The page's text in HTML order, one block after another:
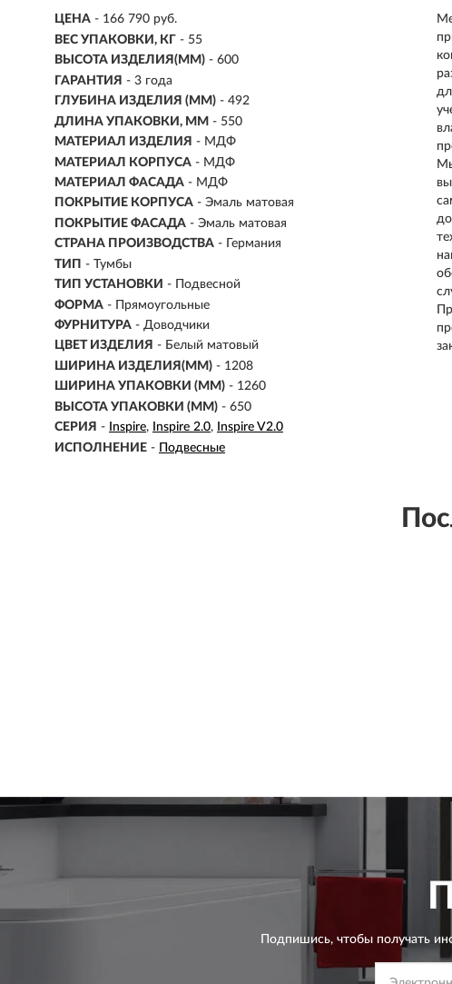
ЦЕНА - 166 790 руб.
ВЕС УПАКОВКИ, КГ - 55
ВЫСОТА ИЗДЕЛИЯ(ММ) - 600
ГАРАНТИЯ - 3 года
ГЛУБИНА ИЗДЕЛИЯ (ММ) - 492
ДЛИНА УПАКОВКИ, ММ - 550
МАТЕРИАЛ ИЗДЕЛИЯ - МДФ
МАТЕРИАЛ КОРПУСА - МДФ
МАТЕРИАЛ ФАСАДА - МДФ
ПОКРЫТИЕ КОРПУСА - Эмаль матовая
ПОКРЫТИЕ ФАСАДА - Эмаль матовая
СТРАНА ПРОИЗВОДСТВА - Германия
ТИП - Тумбы
ТИП УСТАНОВКИ -
Подвесной
ФОРМА - Прямоугольные
ФУРНИТУРА - Доводчики
ЦВЕТ ИЗДЕЛИЯ - Белый матовый
ШИРИНА ИЗДЕЛИЯ(ММ) - 1208
ШИРИНА УПАКОВКИ (ММ) - 1260
ВЫСОТА УПАКОВКИ (ММ) - 650
СЕРИЯ - Inspire Inspire 2.0
Inspire V2.0
ИСПОЛНЕНИЕ - Подвесные
Подпишись, чтобы получать